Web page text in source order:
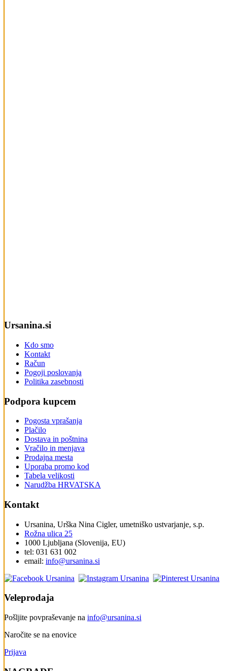
Ursanina.si
Kdo smo
Kontakt
Račun
Pogoji poslovanja
Politika zasebnosti
Podpora kupcem
Pogosta vprašanja
Plačilo
Dostava in poštnina
Vračilo in menjava
Prodajna mesta
Uporaba promo kod
Tabela velikosti
Narudžba HRVATSKA
Kontakt
Ursanina, Urška Nina Cigler, umetniško ustvarjanje, s.p.
Rožna ulica 25
1000 Ljubljana (Slovenija, EU)
tel: 031 631 002
email: info@ursanina.si
Veleprodaja
Pošljite povpraševanje na info@ursanina.si
Naročite se na enovice
Prijava